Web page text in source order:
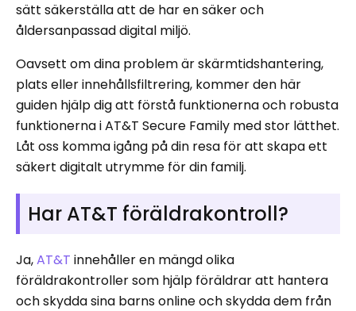
sätt säkerställa att de har en säker och
åldersanpassad digital miljö.
Oavsett om dina problem är skärmtidshantering,
plats eller innehållsfiltrering, kommer den här
guiden hjälp dig att förstå funktionerna och robusta
funktionerna i AT&T Secure Family med stor lätthet.
Låt oss komma igång på din resa för att skapa ett
säkert digitalt utrymme för din familj.
Har AT&T föräldrakontroll?
Ja,AT&T innehåller en mängd olika
föräldrakontroller som hjälp föräldrar att hantera
och skydda sina barns online och skydda dem från